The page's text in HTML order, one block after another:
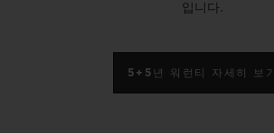
입니다.
5+5년 워런티 자세히 보기